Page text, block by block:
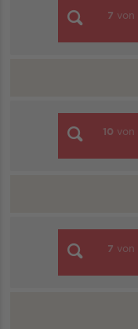
7 von
10 von
7 von